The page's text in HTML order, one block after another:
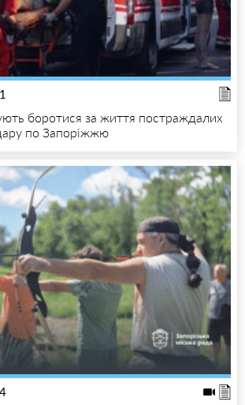
боротися за життя постраждалих
по Запоріжжю